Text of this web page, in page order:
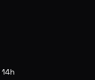
14h